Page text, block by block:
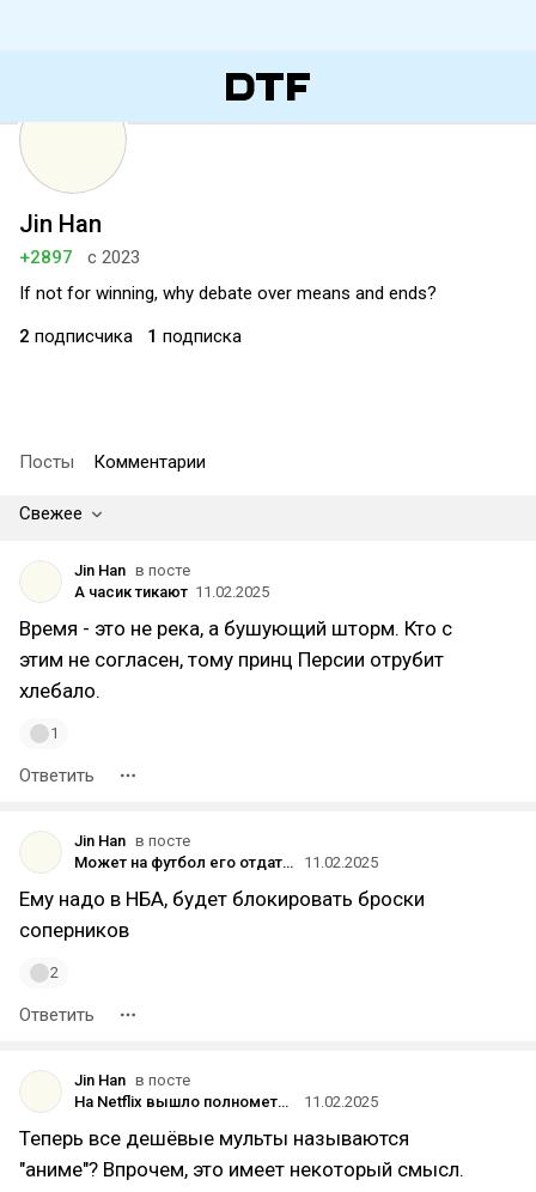
Jin Han
+2897
с 2023
If not for winning, why debate over means and ends?
2 подписчика 1 подписка
Посты Комментарии
Свежее
Jin Han в посте
А часик тикают 11.02.2025
Время - это не река, а бушующий шторм. Кто с
этим не согласен, тому принц Персии отрубит
хлебало.
1
Ответить
Jin Han в посте
Может на футбол его отдать ?
11.02.2025
Ему надо в НБА, будет блокировать броски
соперников
2
Ответить
Jin Han в посте
На Netflix вышло полнометражное аниме «Ведьмак: Сирены глубин» с Дагом Коклом в роли Геральта
11.02.2025
Теперь все дешёвые мульты называются
"аниме"? Впрочем, это имеет некоторый смысл.